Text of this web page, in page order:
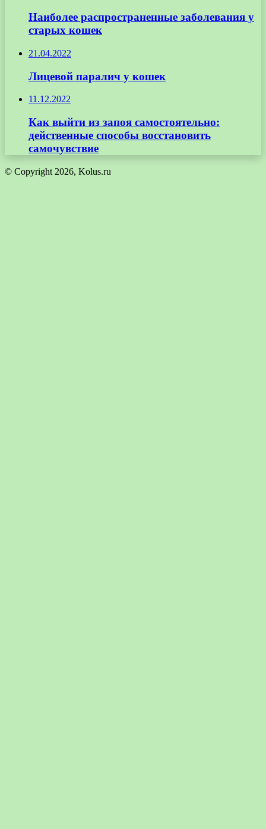
Наиболее распространенные заболевания у
старых кошек
21.04.2022
Лицевой паралич у кошек
11.12.2022
Как выйти из запоя самостоятельно:
действенные способы восстановить
самочувствие
© Copyright 2026, Kolus.ru